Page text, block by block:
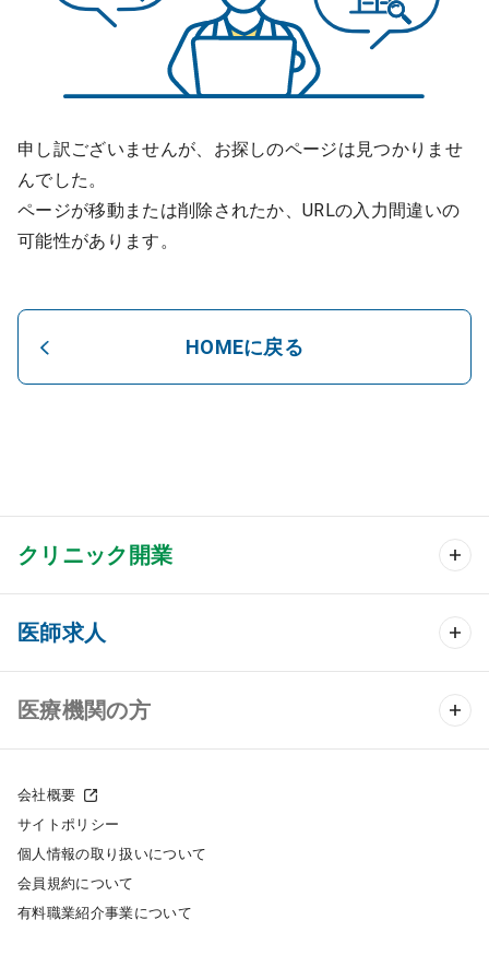
申し訳ございませんが、お探しのページは見つかりませ
んでした。
ページが移動または削除されたか、URLの入力間違いの
可能性があります。
HOMEに戻る
クリニック開業
クリニック開業 TOP
クリニック物件検索
クリニックの開業スタイル
クリニック開業までの流れ
開業支援事例
医師求人
医師求人 TOP
常勤求人検索
非常勤求人検索
スポット求人検索
医療機関の方
採用をお考えの医療機関の方
会社概要
サイトポリシー
個人情報の取り扱いについて
会員規約について
有料職業紹介事業について